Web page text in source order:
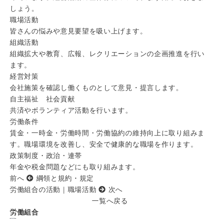
しょう。
職場活動
皆さんの悩みや意見要望を吸い上げます。
組織活動
組織拡大や教育、広報、レクリエーションの企画推進を行い
ます。
経営対策
会社施策を確認し働くものとして意見・提言します。
自主福祉 社会貢献
共済やボランティア活動を行います。
労働条件
賃金・一時金・労働時間・労働協約の維持向上に取り組みま
す。職場環境を改善し、安全で健康的な職場を作ります。
政策制度・政治・連帯
年金や税金問題などにも取り組みます。
前へ
綱領と規約・規定
労働組合の活動｜職場活動
次へ
一覧へ戻る
労働組合